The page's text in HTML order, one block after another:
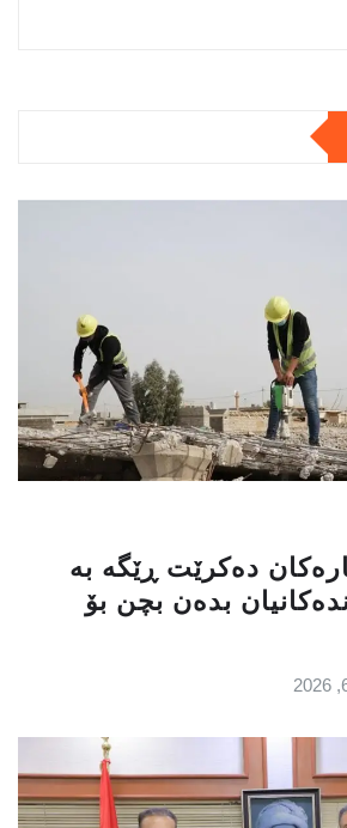
دەکرێت ڕێگە بە
بدەن بچن بۆ